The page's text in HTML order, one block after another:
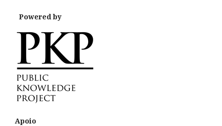
Powered by
Apoio